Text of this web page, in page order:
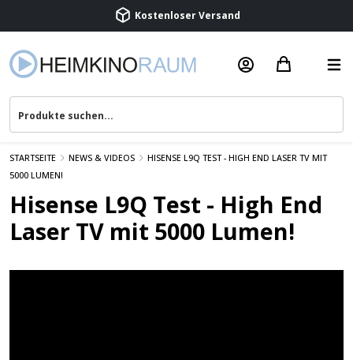
Kostenloser Versand
Beratung & Service
STARTSEITE NEWS & VIDEOS
HISENSE L9Q TEST - HIGH END LASER TV MIT
5000 LUMEN!
Hisense L9Q Test - High End
Laser TV mit 5000 Lumen!